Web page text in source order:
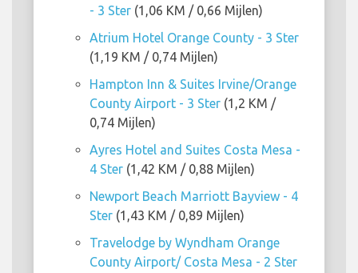
- 3 Ster (1,06 KM / 0,66 Mijlen)
Atrium Hotel Orange County - 3 Ster
(1,19 KM / 0,74 Mijlen)
Hampton Inn & Suites Irvine/Orange
County Airport - 3 Ster (1,2 KM /
0,74 Mijlen)
Ayres Hotel and Suites Costa Mesa -
4 Ster (1,42 KM / 0,88 Mijlen)
Newport Beach Marriott Bayview - 4
Ster (1,43 KM / 0,89 Mijlen)
Travelodge by Wyndham Orange
County Airport/ Costa Mesa - 2 Ster